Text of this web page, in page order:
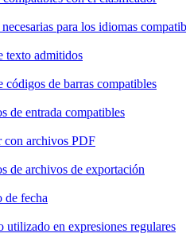
para los idiomas
texto admitidos
códigos de barras compatibles
de entrada compatibles
con archivos PDF
de archivos de exportación
de fecha
utilizado en expresiones regulares